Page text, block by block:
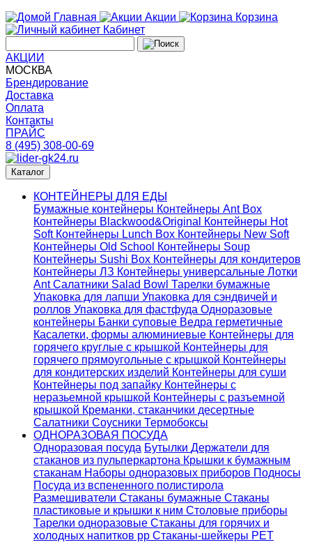
Главная
Акции
Корзина
Кабинет
АКЦИИ
МОСКВА
Брендирование
Доставка
Оплата
Контакты
ПРАЙС
8 (495) 308-00-69
Каталог
КОНТЕЙНЕРЫ ДЛЯ ЕДЫ
Бумажные контейнеры Контейнеры Ant Box
Контейнеры Blackwood&Original
Контейнеры Hot
Soft Контейнеры Lunch Box Контейнеры New Soft
Контейнеры Old School Контейнеры Soup
Контейнеры Sushi Box Контейнеры для кондитеров
Контейнеры ЛЗ Контейнеры универсальные Лотки
AntСалатники Salad Bowl Тарелки бумажные
Упаковка для лапши Упаковка для сэндвичей и
роллов Упаковка для фастфуда Одноразовые
контейнеры Банки суповые Ведра герметичные
Касалетки, формы алюминиевые Контейнеры для
горячего круглые с крышкой Контейнеры для
горячего прямоугольные с крышкой Контейнеры
для кондитерских изделий Контейнеры для суши
Контейнеры под запайку Контейнеры с
неразьемной крышкой Контейнеры с разъемной
крышкой Креманки, стаканчики десертные
Салатники Соусники Термобоксы
ОДНОРАЗОВАЯ ПОСУДА
Одноразовая посуда Бутылки Держатели для
стаканов из пульперкартона Крышки к бумажным
стаканам Наборы одноразовых приборов Подносы
Посуда из вспененного полистирола
Размешиватели Стаканы бумажные Стаканы
пластиковые и крышки к ним Столовые приборы
Тарелки одноразовые Стаканы для горячих и
холодных напитков pp Стаканы-шейкеры PET